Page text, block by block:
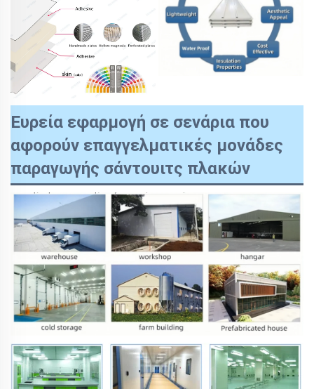
Ευρεία εφαρμογή σε σενάρια που
αφορούν επαγγελματικές μονάδες
παραγωγής σάντουιτς πλακών